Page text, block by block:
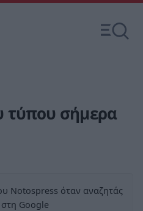
τύπου σήμερα
Notospress όταν αναζητάς
στη Google